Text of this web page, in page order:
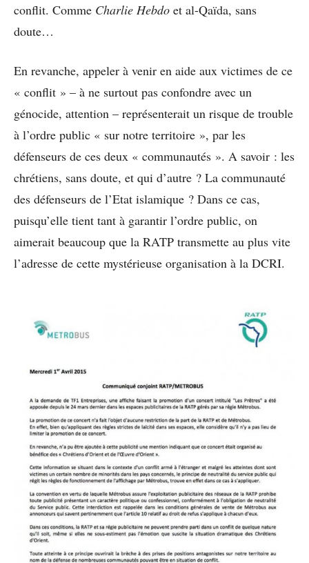
conflit. Comme Charlie Hebdo et al-Qaïda, sans
doute…
En revanche, appeler à venir en aide aux victimes de ce
« conflit » – à ne surtout pas confondre avec un
génocide, attention – représenterait un risque de trouble
à l’ordre public « sur notre territoire », par les
défenseurs de ces deux « communautés ». A savoir : les
chrétiens, sans doute, et qui d’autre ? La communauté
des défenseurs de l’Etat islamique ? Dans ce cas,
puisqu’elle tient tant à garantir l’ordre public, on
aimerait beaucoup que la RATP transmette au plus vite
l’adresse de cette mystérieuse organisation à la DCRI.